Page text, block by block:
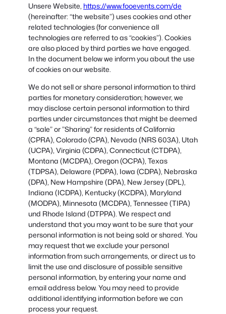
Unsere Website, https://www.fooevents.com/de
(hereinafter: “the website”) uses cookies and other
related technologies (for convenience all
technologies are referred to as “cookies”). Cookies
are also placed by third parties we have engaged.
In the document below we inform you about the use
of cookies on our website.
We do not sell or share personal information to third
parties for monetary consideration; however, we
may disclose certain personal information to third
parties under circumstances that might be deemed
a “sale” or ”Sharing” for residents of California
(CPRA), Colorado (CPA), Nevada (NRS 603A), Utah
(UCPA), Virginia (CDPA), Connecticut (CTDPA),
Montana (MCDPA), Oregon (OCPA), Texas
(TDPSA), Delaware (PDPA), Iowa (CDPA), Nebraska
(DPA), New Hampshire (DPA), New Jersey (DPL),
Indiana (ICDPA), Kentucky (KCDPA), Maryland
(MODPA), Minnesota (MCDPA), Tennessee (TIPA)
und Rhode Island (DTPPA). We respect and
understand that you may want to be sure that your
personal information is not being sold or shared. You
may request that we exclude your personal
information from such arrangements, or direct us to
limit the use and disclosure of possible sensitive
personal information, by entering your name and
email address below. You may need to provide
additional identifying information before we can
process your request.